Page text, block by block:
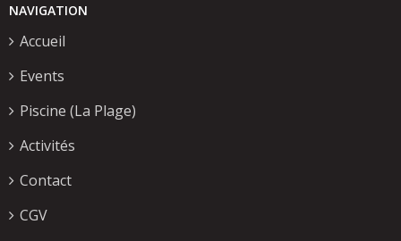
NAVIGATION
Accueil
Events
Piscine (La Plage)
Activités
Contact
CGV